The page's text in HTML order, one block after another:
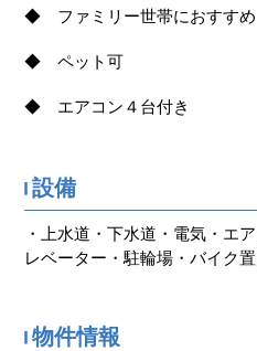
◆ ファミリー世帯におすすめ
◆ ペット可
◆ エアコン４台付き
設備
・上水道・下水道・電気・エ
レベーター・駐輪場・バイク
物件情報